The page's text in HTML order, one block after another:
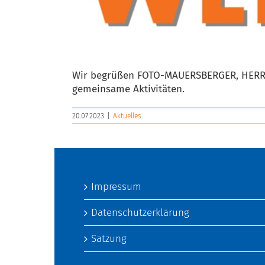
Wir begrüßen FOTO-MAUERSBERGER,
gemeinsame Aktivitäten.
20.07.2023 Aktuelles
Impressum
Datenschutzerklärung
Satzung